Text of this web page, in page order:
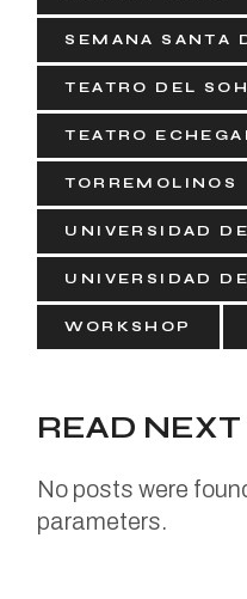
SEMANA SANTA
TEATRO DEL
TEATRO
TORREMOLINOS
UNIVERSIDAD
UNIVERSIDAD
WORKSHOP
READ NEXT
No posts were
parameters.